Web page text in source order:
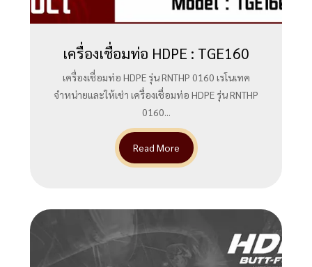
เครื่องเชื่อมท่อ HDPE : TGE160
เครื่องเชื่อมท่อ HDPE รุ่น RNTHP 0160 เรโนเทค
จำหน่ายและให้เช่า เครื่องเชื่อมท่อ HDPE รุ่น RNTHP
0160...
Read More